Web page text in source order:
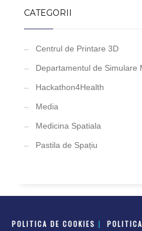
CATEGORII
Centrul de Printare 3D
Departamentul de Simulare
Hackathon4Health
Media
Medicina Spatiala
Pastila de Spațiu
POLITICA DE COOKIES |